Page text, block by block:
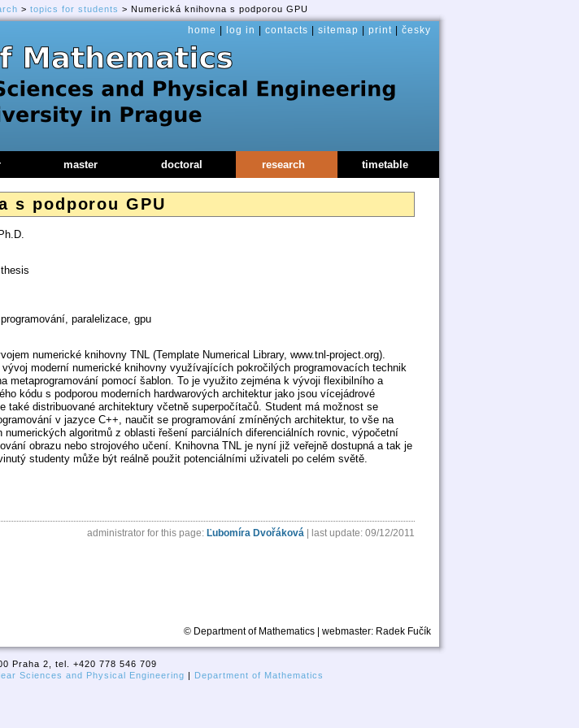
> topics for students > Numerická knihovna s podporou GPU
s podporou GPU
paralelizace, gpu
numerické knihovny TNL (Template Numerical Library, www.tnl-project.org).
moderní numerické knihovny využívajících pokročilých programovacích technik
metaprogramování pomocí šablon. To je využito zejména k vývoji flexibilního a
kódu s podporou moderních hardwarových architektur jako jsou vícejádrové
také distribuované architektury včetně superpočítačů. Student má možnost se
v jazyce C++, naučit se programování zmíněných architektur, to vše na
numerických algoritmů z oblasti řešení parciálních diferenciálních rovnic, výpočetní
obrazu nebo strojového učení. Knihovna TNL je nyní již veřejně dostupná a tak je
studenty může být reálně použit potenciálními uživateli po celém světě.
administrator for this page: Ľubomíra Dvořáková | last update: 09/12/2011
home log in contacts sitemap print česky
master doctoral research timetable
© Department of Mathematics | webmaster: Radek Fučík
Praha 2, tel. +420 778 546 709
Sciences and Physical Engineering | Department of Mathematics